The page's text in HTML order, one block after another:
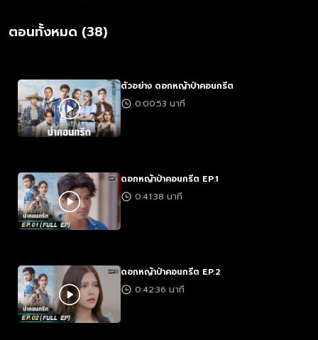
ตอนทั้งหมด (38)
ตัวอย่าง ดอกหญ้าป่าคอนกรีต
0:00:53 นาที
ดอกหญ้าป่าคอนกรีต EP.1
0:41:38 นาที
ดอกหญ้าป่าคอนกรีต EP.2
0:42:36 นาที